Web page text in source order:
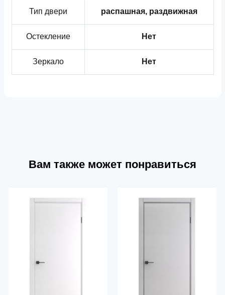
Тип двери распашная, раздвижная
Остекление Нет
Зеркало Нет
Вам также может понравиться